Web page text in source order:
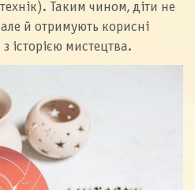
Таким чином, діти не
й отримують корисні
історією мистецтва.